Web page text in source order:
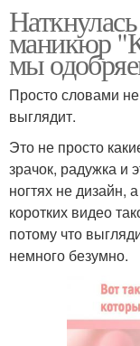
маникюр
мы
Просто словами
выглядит.
Это не просто
зрачок, радужка и
ногтях не дизайн,
коротких видео
потому что
немного безумно.